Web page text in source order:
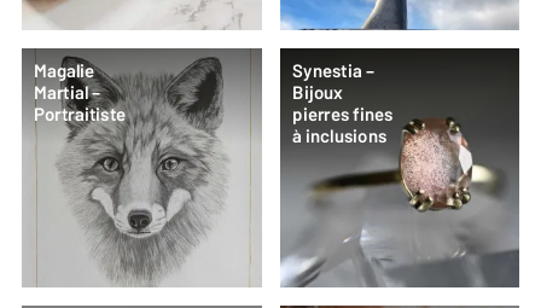
Magalie
Martial –
Portraitiste
Synestia –
Bijoux
pierres fines
à inclusions